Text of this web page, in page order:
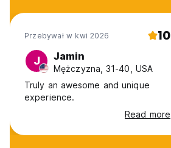
Przebywał w kwi 2026 10
J Jamin
Mężczyzna, 31-40, USA
Truly an awesome and unique
experience.
Read more